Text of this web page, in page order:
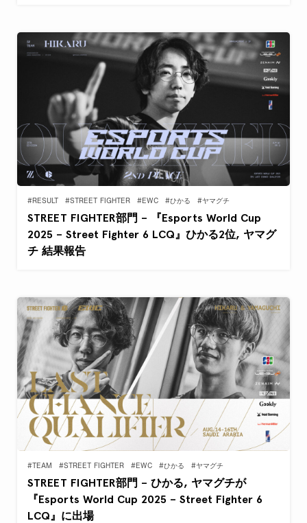
#RESULT #STREET FIGHTER #EWC #ひかる #ヤマグチ
STREET FIGHTER部門 – 『Esports World Cup
2025 – Street Fighter 6 LCQ』ひかる2位, ヤマグ
チ 結果報告
#TEAM #STREET FIGHTER #EWC #ひかる #ヤマグチ
STREET FIGHTER部門 – ひかる, ヤマグチが
『Esports World Cup 2025 – Street Fighter 6
LCQ』に出場